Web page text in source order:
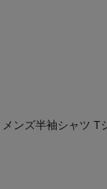
ンズ半袖シャツ T